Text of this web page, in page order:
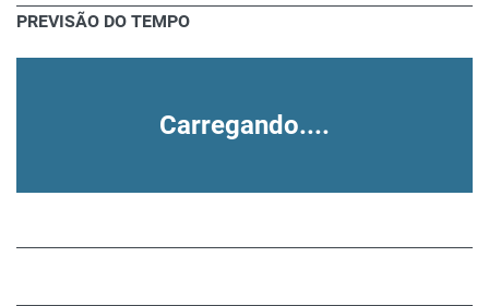
PREVISÃO DO TEMPO
Carregando....